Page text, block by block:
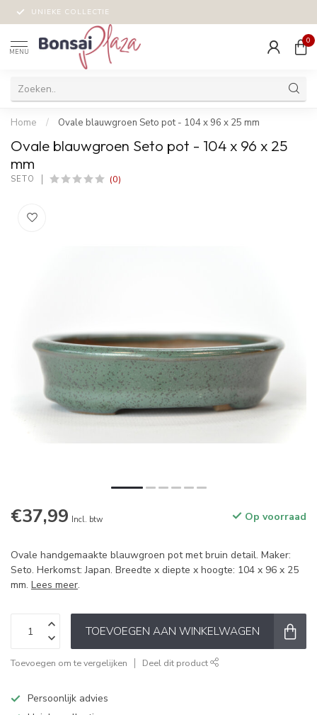
UNIEKE COLLECTIE
MENU
0
Home / Ovale blauwgroen Seto pot - 104 x 96 x 25 mm
Ovale blauwgroen Seto pot - 104 x 96 x 25
mm
SETO (0)
€37,99 Incl. btw Op voorraad
Ovale handgemaakte blauwgroen pot met bruin detail. Maker:
Seto. Herkomst: Japan. Breedte x diepte x hoogte: 104 x 96 x 25
mm. Lees meer.
TOEVOEGEN AAN WINKELWAGEN
Toevoegen om te vergelijken Deel dit product
Persoonlijk advies